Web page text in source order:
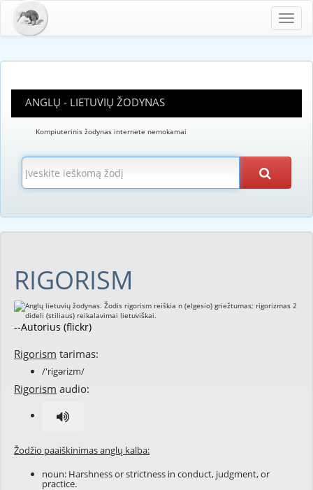
ANGLŲ - LIETUVIŲ ŽODYNAS
Kompiuterinis žodynas internete nemokamai
RIGORISM
--Autorius (flickr)
Rigorism tarimas:
/'rigərizm/
Rigorism audio:
Žodžio paaiškinimas anglų kalba:
noun: Harshness or strictness in conduct, judgment, or
practice.